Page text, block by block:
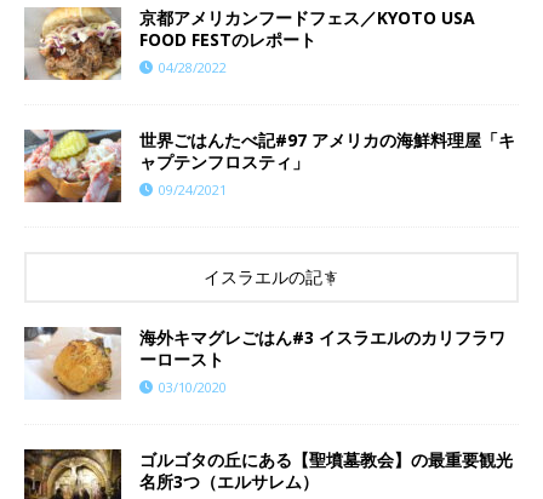
京都アメリカンフードフェス／KYOTO USA
FOOD FESTのレポート
04/28/2022
世界ごはんたべ記#97 アメリカの海鮮料理屋「キ
ャプテンフロスティ」
09/24/2021
イスラエルの記事
海外キマグレごはん#3 イスラエルのカリフラワ
ーロースト
03/10/2020
ゴルゴタの丘にある【聖墳墓教会】の最重要観光
名所3つ（エルサレム）